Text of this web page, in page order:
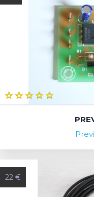
22 €